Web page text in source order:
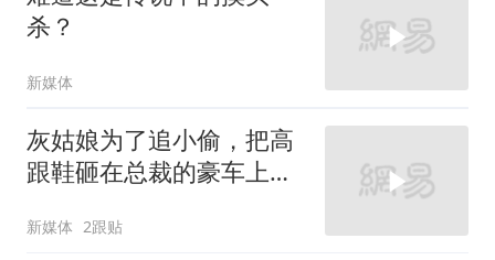
杀？
新媒体
灰姑娘为了追小偷，把高
跟鞋砸在总裁的豪车上，
新媒体 2跟贴